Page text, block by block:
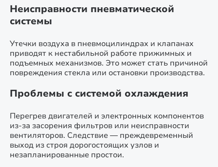
Неисправности пневматической
системы
Утечки воздуха в пневмоцилиндрах и клапанах
приводят к нестабильной работе прижимных и
подъемных механизмов. Это может стать причиной
повреждения стекла или остановки производства.
Проблемы с системой охлаждения
Перегрев двигателей и электронных компонентов
из-за засорения фильтров или неисправности
вентиляторов. Следствие — преждевременный
выход из строя дорогостоящих узлов и
незапланированные простои.